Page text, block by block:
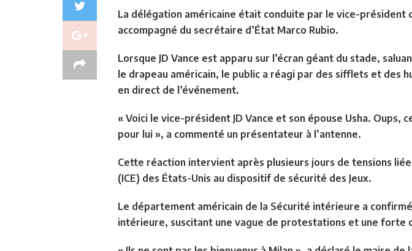
La délégation américaine était conduite par le vice-président
accompagné du secrétaire d’État Marco Rubio.
Lorsque JD Vance est apparu sur l’écran géant du stade,
le drapeau américain, le public a réagi par des sifflets et des
en direct de l’événement.
« Voici le vice-président JD Vance et son épouse Usha. Oups,
pour lui », a commenté un présentateur à l’antenne.
Cette réaction intervient après plusieurs jours de tensions
(ICE) des États-Unis au dispositif de sécurité des Jeux.
Le département américain de la Sécurité intérieure a
intérieure, suscitant une vague de protestations et une